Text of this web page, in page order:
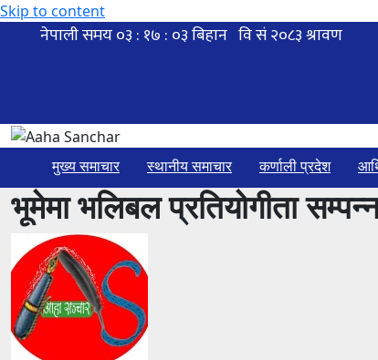
Skip to content
मुख्य समाचार स्थानीय समाचार कर्णाली प्रदेश
भूमेमा भलिबल प्रतियोगीता